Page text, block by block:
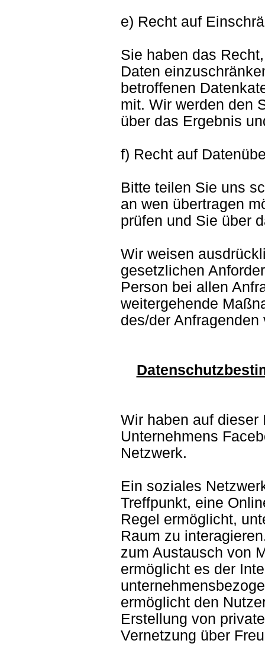
e) Recht auf
Sie haben das
Daten
betroffenen
mit. Wir werden den
über das Ergebnis
f) Recht auf
Bitte teilen Sie uns
an wen übertragen
prüfen und Sie über
Wir weisen
gesetzlichen
Person bei allen
weitergehende
des/der
Wir haben auf dieser
Unternehmens
Netzwerk.
Ein soziales
Treffpunkt, eine
Regel ermöglicht,
Raum zu
zum Austausch von
ermöglicht es der
ermöglicht den
Erstellung von
Vernetzung über